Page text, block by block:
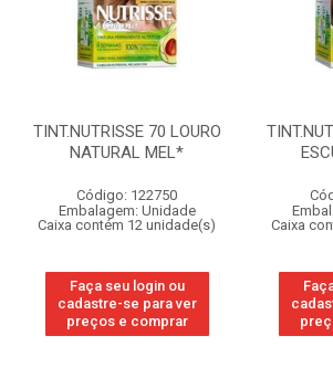
TINT.NUTRISSE 70 LOURO
NATURAL MEL*
Código: 122750
Embalagem: Unidade
Caixa contém 12 unidade(s)
Faça seu login ou
cadastre-se para ver
preços e comprar
Caixa